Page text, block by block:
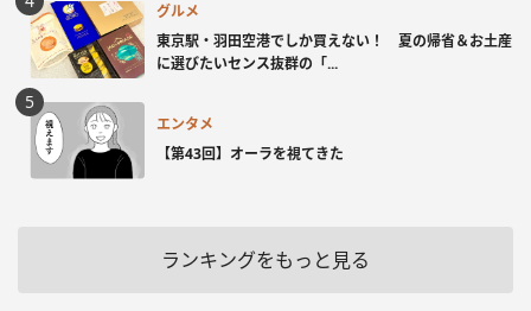
グルメ
東京駅・羽田空港でしか買えない！ 夏の帰省＆お土産
に選びたいセンス抜群の「...
エンタメ
【第43回】オーラを視てきた
ランキングをもっと見る